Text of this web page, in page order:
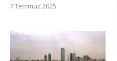
7 Temmuz 2025